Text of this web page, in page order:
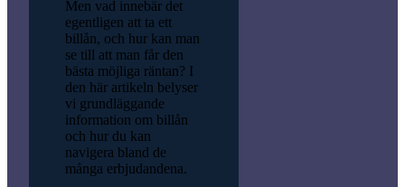
Men vad innebär det
egentligen att ta ett
billån, och hur kan man
se till att man får den
bästa möjliga räntan? I
den här artikeln belyser
vi grundläggande
information om billån
och hur du kan
navigera bland de
många erbjudandena.